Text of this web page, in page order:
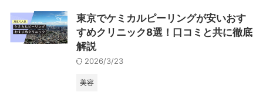
東京でケミカルピーリングが安いおす
すめクリニック8選！口コミと共に徹底
解説
2026/3/23
美容